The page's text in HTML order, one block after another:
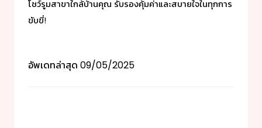
โชว์รูมสาขาใกล้บ้านคุณ รับรองคุ้มค่าและสบายใจในทุกการ
ขับขี่!
อัพเดทล่าสุด 09/05/2025